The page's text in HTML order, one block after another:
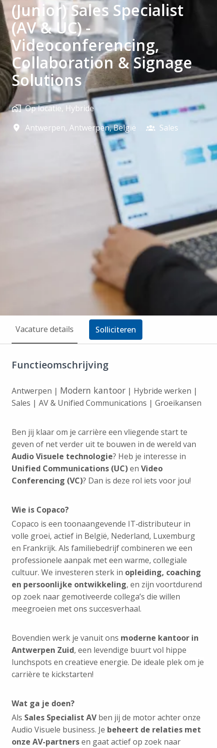
(Junior) Sales Specialist
(AV & UC) -
Videoconferencing,
Collaboration & Signage
Solutions
Op locatie, Hybride
Antwerpen, Antwerpen,België Sales​
Vacature details Solliciteren
Functieomschrijving
Antwerpen | Modern kantoor | Hybride werken |
Sales | AV & Unified Communications | Groeikansen
Ben jij klaar om je carrière een vliegende start te
geven of net verder uit te bouwen in de wereld van
Audio Visuele technologie? Heb je interesse in
Unified Communications (UC)en Video
Conferencing (VC)? Dan is deze rol iets voor jou!
Wie is Copaco?
Copaco is een toonaangevende IT‑distributeur in
volle groei, actief in België, Nederland, Luxemburg
en Frankrijk. Als familiebedrijf combineren we een
professionele aanpak met een warme, collegiale
cultuur. We investeren sterk in opleiding, coaching
en persoonlijke ontwikkeling, en zijn voortdurend
op zoek naar gemotiveerde collega’s die willen
meegroeien met ons succesverhaal.
Bovendien werk je vanuit ons moderne kantoor in
Antwerpen Zuid, een levendige buurt vol hippe
lunchspots en creatieve energie. De ideale plek om je
carrière te kickstarten!
Wat ga je doen?
Als Sales Specialist AVben jij de motor achter onze
Audio Visuele business. Je beheert de relaties met
onze AV-partnersen gaat actief op zoek naar